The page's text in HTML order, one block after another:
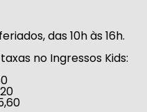
das 10h às 16h.
no Ingressos Kids: